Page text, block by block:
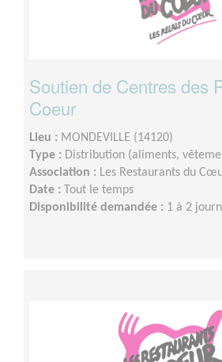
Soutien de Centres des
Coeur
Lieu : MONDEVILLE (14120)
Type : Distribution (aliments,
Association : Les Restaurants du
Date : Tout le temps
Disponibilité demandée : 1 à 2